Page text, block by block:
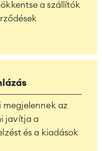
a szállítók
megjelennek az
javítja a
és a kiadások